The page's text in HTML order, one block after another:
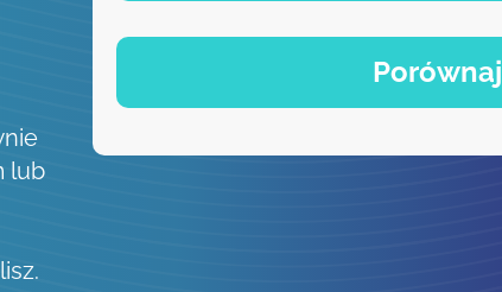
lub
Porównaj